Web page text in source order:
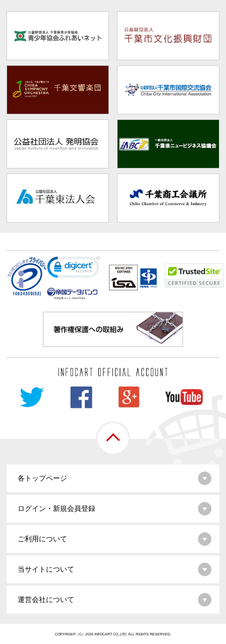
TDB企業コード:261070114
各トップページ
ログイン・新規会員登録
ご利用について
当サイトについて
運営会社について
COPYRIGHT（C）2026 INFOCART CO.,LTD. ALL RIGHTS RESERVED.